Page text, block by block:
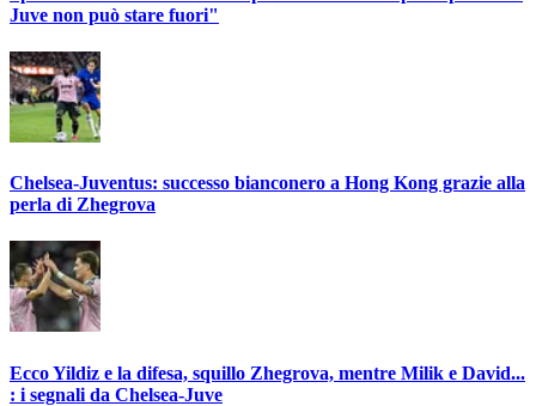
Juve non può stare fuori"
Chelsea-Juventus: successo bianconero a Hong Kong grazie alla
perla di Zhegrova
Ecco Yildiz e la difesa, squillo Zhegrova, mentre Milik e David...
: i segnali da Chelsea-Juve